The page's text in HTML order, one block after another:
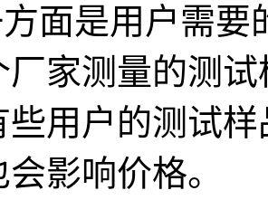
是用户需要
厂家测量的测
些用户的测试
影响价格。